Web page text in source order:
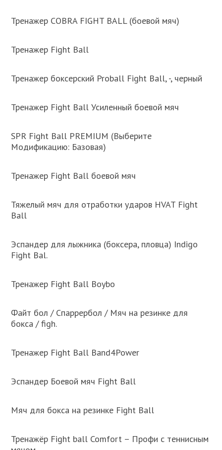
Тренажер COBRA FIGHT BALL (боевой мяч)
Тренажер Fight Ball
Тренажер боксерский Proball Fight Ball, -, черный
Тренажер Fight Ball Усиленный боевой мяч
SPR Fight Ball PREMIUM (Выберите
Модификацию: Базовая)
Тренажер Fight Ball боевой мяч
Тяжелый мяч для отработки ударов HVAT Fight
Ball
Эспандер для лыжника (боксера, пловца) Indigo
Fight Bal.
Тренажер Fight Ball Boybo
Файт бол / Спаррербол / Мяч на резинке для
бокса / figh.
Тренажер Fight Ball Band4Power
Эспандер Боевой мяч Fight Ball
Мяч для бокса на резинке Fight Ball
Тренажёр Fight ball Comfort – Профи с теннисным